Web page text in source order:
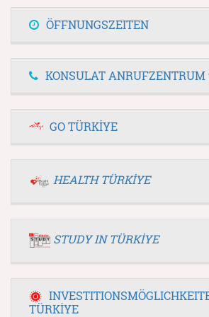
ÖFFNUNGSZEITEN
KONSULAT ANRUFZENTRUM
GO TÜRKİYE
HEALTH TÜRKİYE
STUDY IN TÜRKİYE
TÜRKİYE